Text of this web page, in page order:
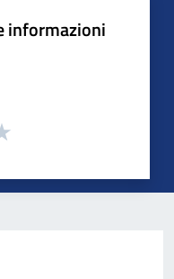
informazioni